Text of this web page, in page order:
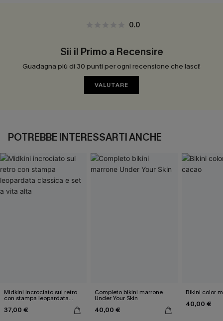
0.0
Sii il Primo a Recensire
Guadagna più di 30 punti per ogni recensione che lasci!
VALUTARE
POTREBBE INTERESSARTI ANCHE
Midkini incrociato sul retro
con stampa leopardata
37,00 €
Completo bikini marrone
Under Your Skin
40,00 €
Bikini color
40,00 €